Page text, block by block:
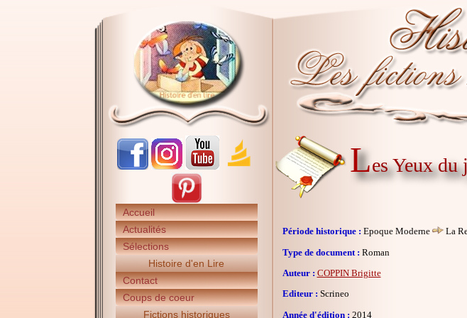
Accueil
Actualités
Sélections
Histoire d'en Lire
Contact
Coups de coeur
Fictions historiques
Les Yeux du
Période historique : Epoque Moderne
La
Type de document : Roman
Auteur : COPPIN Brigitte
Editeur : Scrineo
Année d'édition : 2014